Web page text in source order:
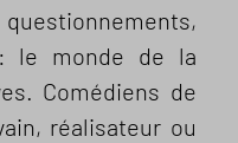
le monde de la
Comédiens de
réalisateur ou